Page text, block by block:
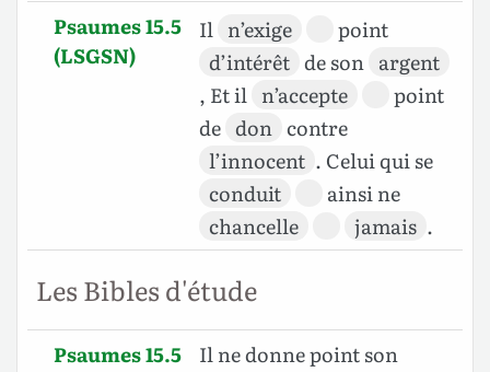
Psaumes 15.5
(LSGSN)
Il n’exige
point
d’intérêt de son argent
, Et il n’accepte
point
de don contre
l’innocent . Celui qui se
conduit
ainsi ne
chancelle
jamais .
Les Bibles d'étude
Psaumes 15.5
Il ne donne point son